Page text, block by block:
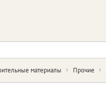
материалы Прочие